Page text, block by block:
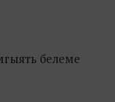
белеме